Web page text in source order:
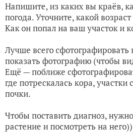
Напишите, из каких вы краёв,
погода. Уточните, какой
Как он попал на ваш участок и
Лучше всего
показать фотографию (чтобы
Ещё — поближе
где потрескалась кора, участки
почки.
Чтобы поставить диагноз,
растение и посмотреть на него))